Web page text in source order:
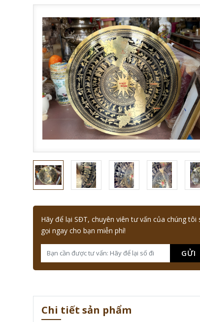
Hãy để lại SĐT, chuyên viên tư vấn của chúng tôi
gọi ngay cho bạn miễn phí!
GỬI
Chi tiết sản phẩm